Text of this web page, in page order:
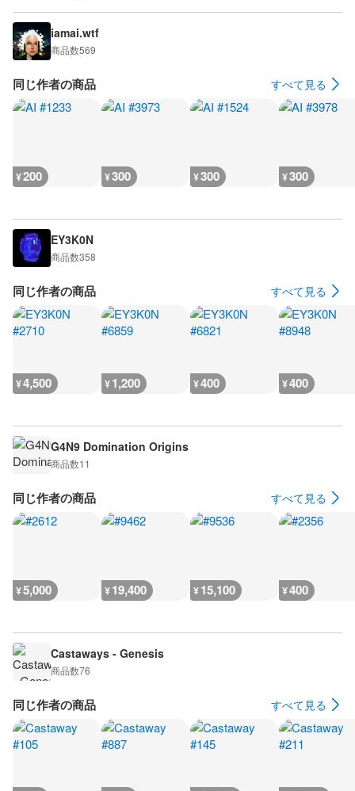
iamai.wtf
商品数569
同じ作者の商品 すべて見る
¥200 ¥300 ¥300 ¥300
EY3K0N
商品数358
同じ作者の商品 すべて見る
¥4,500 ¥1,200 ¥400 ¥400
G4N9 Domination Origins
商品数11
同じ作者の商品 すべて見る
¥5,000 ¥19,400 ¥15,100 ¥400
Castaways - Genesis
商品数76
同じ作者の商品 すべて見る